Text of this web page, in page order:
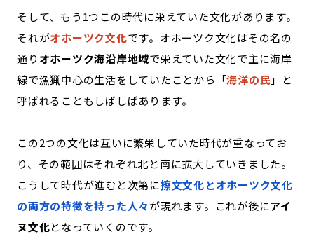
そして、もう1つこの時代に栄えていた文化があります。
それがオホーツク文化です。オホーツク文化はその名の
通り オホーツク海沿岸地域で栄えていた文化で主に海岸
線で漁猟中心の生活をしていたことから「海洋の民」と
呼ばれることもしばしばあります。
この2つの文化は互いに繁栄していた時代が重なってお
り、その範囲はそれぞれ北と南に拡大していきました。
こうして時代が進むと次第に擦文文化とオホーツク文化
の両方の特徴を持った人々が現れます。これが後にアイ
ヌ文化となっていくのです。